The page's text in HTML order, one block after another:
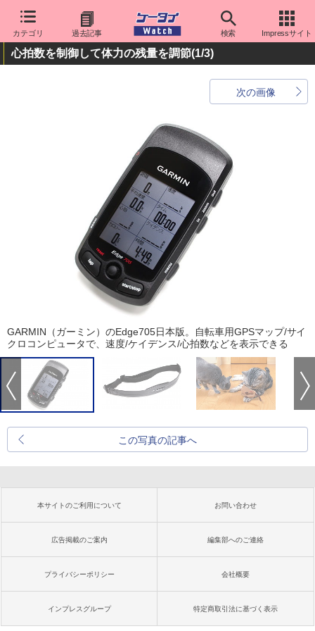
カテゴリ 過去記事 検索 Impressサイト
心拍数を制御して体力の残量を調節(1/3)
次の画像
GARMIN（ガーミン）のEdge705日本版。自転車用GPSマップ/サイ
クロコンピュータで、速度/ケイデンス/心拍数などを表示できる
この写真の記事へ
本サイトのご利用について お問い合わせ
広告掲載のご案内 編集部へのご連絡
プライバシーポリシー 会社概要
インプレスグループ 特定商取引法に基づく表示